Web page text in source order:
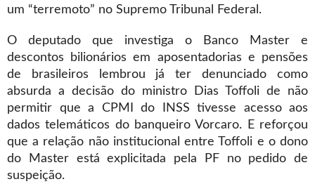
um “terremoto” no Supremo Tribunal Federal.
O deputado que investiga o Banco Master e
descontos bilionários em aposentadorias e pensões
de brasileiros lembrou já ter denunciado como
absurda a decisão do ministro Dias Toffoli de não
permitir que a CPMI do INSS tivesse acesso aos
dados telemáticos do banqueiro Vorcaro. E reforçou
que a relação não institucional entre Toffoli e o dono
do Master está explicitada pela PF no pedido de
suspeição.